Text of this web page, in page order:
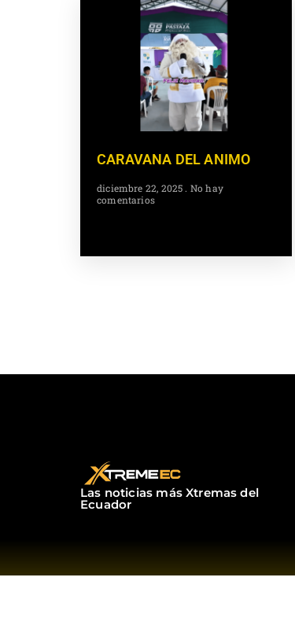
CARAVANA DEL ANIMO
diciembre 22, 2025
No hay
comentarios
Las noticias más Xtremas del
Ecuador